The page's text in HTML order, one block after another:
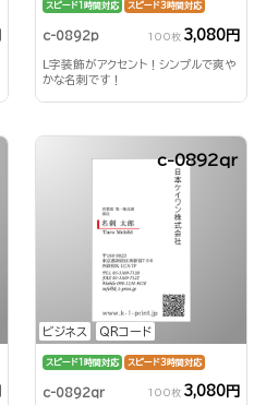
スピード1時間対応 スピード3時間対応
c-0892p 100枚 3,080円
L字装飾がアクセント！シンプルで爽や
かな名刺です！
ビジネス QRコード
c-0892qr
スピード1時間対応 スピード3時間対応
c-0892qr 100枚 3,080円